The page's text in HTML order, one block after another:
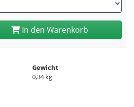
In den Warenkorb
Gewicht
0,34 kg